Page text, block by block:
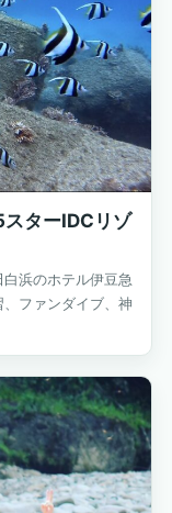
ターIDCリゾ
浜のホテル伊豆急
ファンダイブ、神